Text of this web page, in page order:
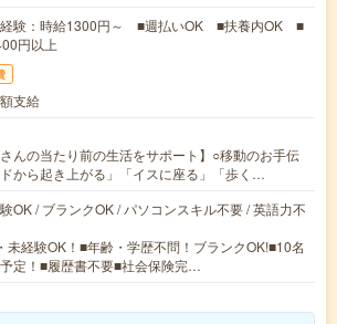
経験：時給1300円～ ■週払いOK ■扶養内OK ■
円以上
支給
さんの当たり前の生活をサポート】○移動のお手伝
から起き上がる」「イスに座る」「歩く…
OK / ブランクOK / パソコンスキル不要 / 英語力不
未経験OK！■年齢・学歴不問！ブランクOK!■10名
定！■履歴書不要■社会保険完…